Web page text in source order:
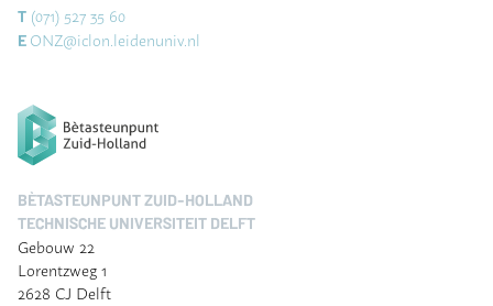
T (071) 527 35 60
E ONZ@iclon.leidenuniv.nl
BÈTASTEUNPUNT ZUID-HOLLAND
TECHNISCHE UNIVERSITEIT DELFT
Gebouw 22
Lorentzweg 1
2628 CJ Delft